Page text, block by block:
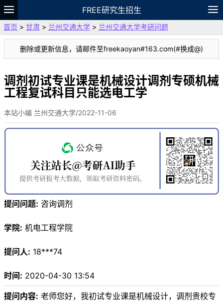
FREE研究生招生
题库
故事 专题 APP 笔记
论坛
VIP
资料
首页 > 甘肃 > 兰州交通大学 > 兰州交通大学考研问题
删除或更新信息，请邮件至freekaoyan#163.com(#换成@)
调剂初试专业课是机械设计调剂专硕机械
工程复试科目只能选电工学
本站小编 兰州交通大学/2022-11-06
提问问题: 咨询调剂
学院: 机电工程学院
提问人: 18***74
时间: 2020-04-30 13:54
提问内容: 老师您好，我初试专业课是机械设计，调剂贵校专